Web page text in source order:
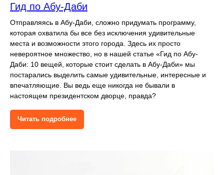
Гид по Абу-Даби
Отправляясь в Абу-Даби, сложно придумать программу,
которая охватила бы все без исключения удивительные
места и возможности этого города. Здесь их просто
невероятное множество, но в нашей статье «Гид по Абу-
Даби: 10 вещей, которые стоит сделать в Абу-Даби» мы
постарались выделить самые удивительные, интересные и
впечатляющие. Вы ведь еще никогда не бывали в
настоящем президентском дворце, правда?
Читать подробнее